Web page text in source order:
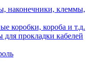
наконечники, клеммы,
коробки, короба и т.д.
прокладки кабелей